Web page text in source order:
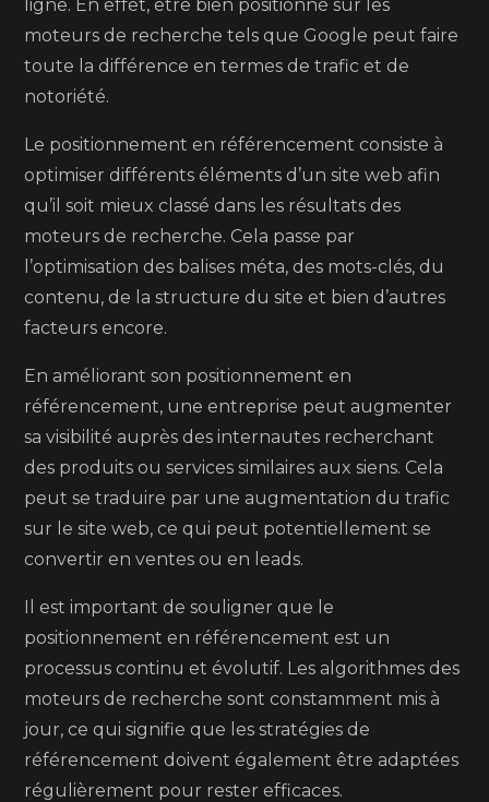
ligne. En effet, être bien positionné sur les
moteurs de recherche tels que Google peut faire
toute la différence en termes de trafic et de
notoriété.
Le positionnement en référencement consiste à
optimiser différents éléments d’un site web afin
qu’il soit mieux classé dans les résultats des
moteurs de recherche. Cela passe par
l’optimisation des balises méta, des mots-clés, du
contenu, de la structure du site et bien d’autres
facteurs encore.
En améliorant son positionnement en
référencement, une entreprise peut augmenter
sa visibilité auprès des internautes recherchant
des produits ou services similaires aux siens. Cela
peut se traduire par une augmentation du trafic
sur le site web, ce qui peut potentiellement se
convertir en ventes ou en leads.
Il est important de souligner que le
positionnement en référencement est un
processus continu et évolutif. Les algorithmes des
moteurs de recherche sont constamment mis à
jour, ce qui signifie que les stratégies de
référencement doivent également être adaptées
régulièrement pour rester efficaces.